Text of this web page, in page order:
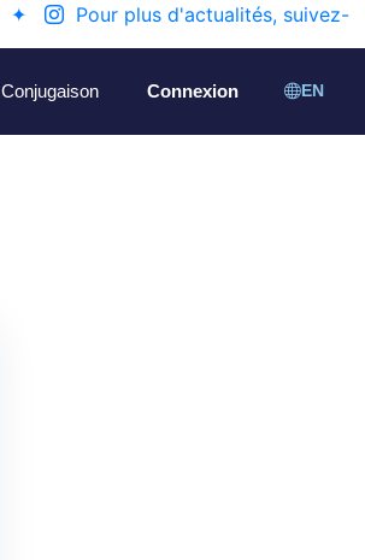
✦
Pour plus d'actualités, suivez-
Conjugaison Connexion EN